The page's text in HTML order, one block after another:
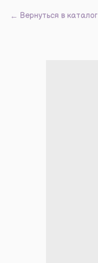
Вернуться в каталог